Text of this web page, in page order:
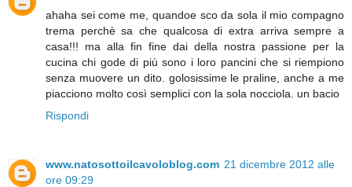
ahaha sei come me, quandoe sco da sola il mio compagno
trema perchè sa che qualcosa di extra arriva sempre a
casa!!! ma alla fin fine dai della nostra passione per la
cucina chi gode di più sono i loro pancini che si riempiono
senza muovere un dito. golosissime le praline, anche a me
piacciono molto così semplici con la sola nocciola. un bacio
Rispondi
www.natosottoilcavoloblog.com 21 dicembre 2012 alle
ore 09:29